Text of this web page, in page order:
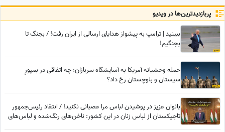
می‌خواهند!
پربازدید‌ترین‌ها در ویدیو
ببینید | ترامپ به پیشواز هدایای ارسالی از ایران رفت! / بجنگ تا
بجنگیم!
حمله وحشیانه آمریکا به آسایشگاه سربازان؛ چه اتفاقی در بمپورِ
سیستان و بلوچستان رخ داد؟
بانوان عزیز در پوشیدن لباس مرا عصبانی نکنید! / انتقاد رئیس‌جمهور
تاجیکستان از لباس زنان در این کشور: ناخن‌های رنگ‌شده و لباس‌های